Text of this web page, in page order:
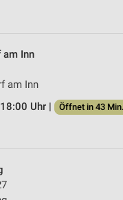
am Inn
am Inn
Uhr |
Öffnet in 43